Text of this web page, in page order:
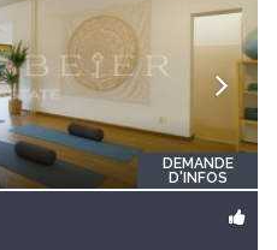
DEMANDE
D'INFOS